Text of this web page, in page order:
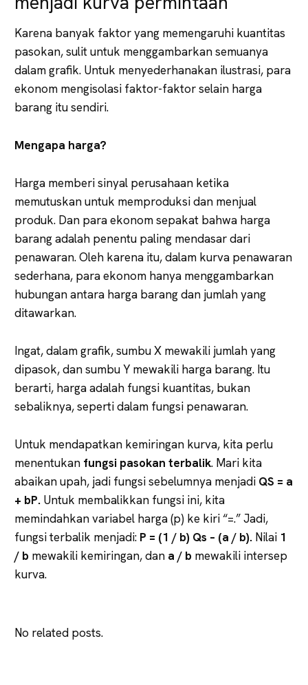
Karena banyak faktor yang memengaruhi kuantitas
pasokan, sulit untuk menggambarkan semuanya
dalam grafik. Untuk menyederhanakan ilustrasi, para
ekonom mengisolasi faktor-faktor selain harga
barang itu sendiri.
Mengapa harga?
Harga memberi sinyal perusahaan ketika
memutuskan untuk memproduksi dan menjual
produk. Dan para ekonom sepakat bahwa harga
barang adalah penentu paling mendasar dari
penawaran. Oleh karena itu, dalam kurva penawaran
sederhana, para ekonom hanya menggambarkan
hubungan antara harga barang dan jumlah yang
ditawarkan.
Ingat, dalam grafik, sumbu X mewakili jumlah yang
dipasok, dan sumbu Y mewakili harga barang. Itu
berarti, harga adalah fungsi kuantitas, bukan
sebaliknya, seperti dalam fungsi penawaran.
Untuk mendapatkan kemiringan kurva, kita perlu
menentukan fungsi pasokan terbalik. Mari kita
abaikan upah, jadi fungsi sebelumnya menjadi QS = a
+ bP. Untuk membalikkan fungsi ini, kita
memindahkan variabel harga (p) ke kiri “=.” Jadi,
fungsi terbalik menjadi: P = (1 / b) Qs – (a / b). Nilai 1
/ b mewakili kemiringan, dan a / b mewakili intersep
kurva.
No related posts.